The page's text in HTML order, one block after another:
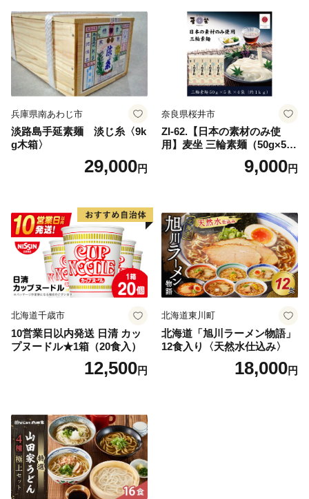
兵庫県南あわじ市
淡路島手延素麺 淡じ糸〈9k
g木箱〉
29,000円
奈良県桜井市
ZI-62.【日本の素材のみ使
用】麦坐 三輪素麺（50g×5束
9,000円
北海道千歳市
10営業日以内発送 日清 カッ
プヌードル★1箱（20食入）
12,500円
北海道東川町
北海道「旭川ラーメン物語」
12食入り〈天然水仕込み〉
18,000円